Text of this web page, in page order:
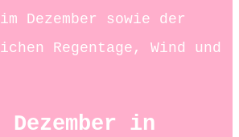
Dezember sowie der
Regentage, Wind und
in